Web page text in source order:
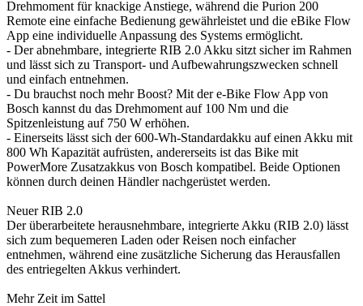
Drehmoment für knackige Anstiege, während die Purion 200
Remote eine einfache Bedienung gewährleistet und die eBike Flow
App eine individuelle Anpassung des Systems ermöglicht.
- Der abnehmbare, integrierte RIB 2.0 Akku sitzt sicher im Rahmen
und lässt sich zu Transport- und Aufbewahrungszwecken schnell
und einfach entnehmen.
- Du brauchst noch mehr Boost? Mit der e-Bike Flow App von
Bosch kannst du das Drehmoment auf 100 Nm und die
Spitzenleistung auf 750 W erhöhen.
- Einerseits lässt sich der 600-Wh-Standardakku auf einen Akku mit
800 Wh Kapazität aufrüsten, andererseits ist das Bike mit
PowerMore Zusatzakkus von Bosch kompatibel. Beide Optionen
können durch deinen Händler nachgerüstet werden.
Neuer RIB 2.0
Der überarbeitete herausnehmbare, integrierte Akku (RIB 2.0) lässt
sich zum bequemeren Laden oder Reisen noch einfacher
entnehmen, während eine zusätzliche Sicherung das Herausfallen
des entriegelten Akkus verhindert.
Mehr Zeit im Sattel